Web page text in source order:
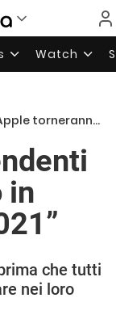
Watch
in ufficio solo nel 2021”
in
che tutti
nei loro